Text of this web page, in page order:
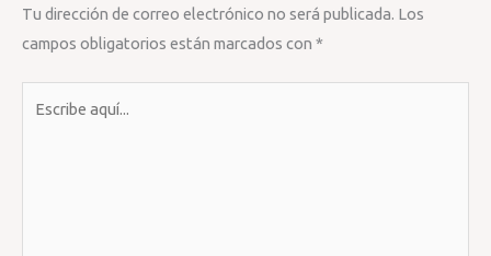
Tu dirección de correo electrónico no será publicada. Los
campos obligatorios están marcados con *